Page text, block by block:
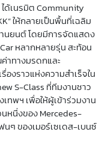
ได้เนรมิต Community
ให้กลายเป็นพื้นที่เฉลิม
ยนต์ โดยมีการจัดแสดง
หลากหลายรุ่น สะท้อน
ทางมรดกและ
องราวแห่งความสำเร็จใน
S-Class ที่ทีมงานชาว
ทพฯ เพื่อให้ผู้เข้าร่วมงาน
หนึ่งของ Mercedes-
ๆ ของเมอร์เซเดส-เบนซ์